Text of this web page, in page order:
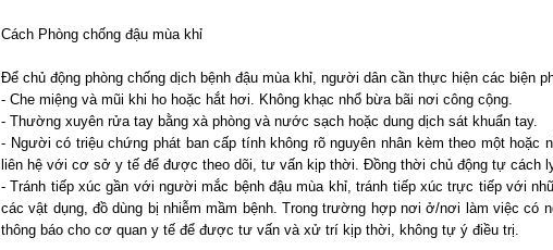
Cách Phòng chống đậu mùa khỉ
Để chủ động phòng chống dịch bệnh đậu mùa khỉ, người dân cần thực hiện các biện
- Che miệng và mũi khi ho hoặc hắt hơi. Không khạc nhổ bừa bãi nơi công cộng.
- Thường xuyên rửa tay bằng xà phòng và nước sạch hoặc dung dịch sát khuẩn tay.
- Người có triệu chứng phát ban cấp tính không rõ nguyên nhân kèm theo một hoặc
liên hệ với cơ sở y tế để được theo dõi, tư vấn kịp thời. Đồng thời chủ động tự cách
- Tránh tiếp xúc gần với người mắc bệnh đậu mùa khỉ, tránh tiếp xúc trực tiếp với
các vật dụng, đồ dùng bị nhiễm mầm bệnh. Trong trường hợp nơi ở/nơi làm việc có
thông báo cho cơ quan y tế để được tư vấn và xử trí kịp thời, không tự ý điều trị.